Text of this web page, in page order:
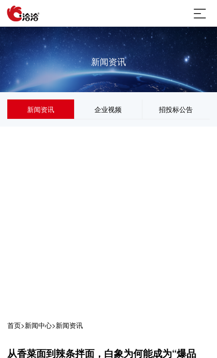
新闻资讯
新闻资讯 企业视频 招投标公告
首页>新闻中心>新闻资讯
从香菜面到辣条拌面，白象为何能成为“爆品